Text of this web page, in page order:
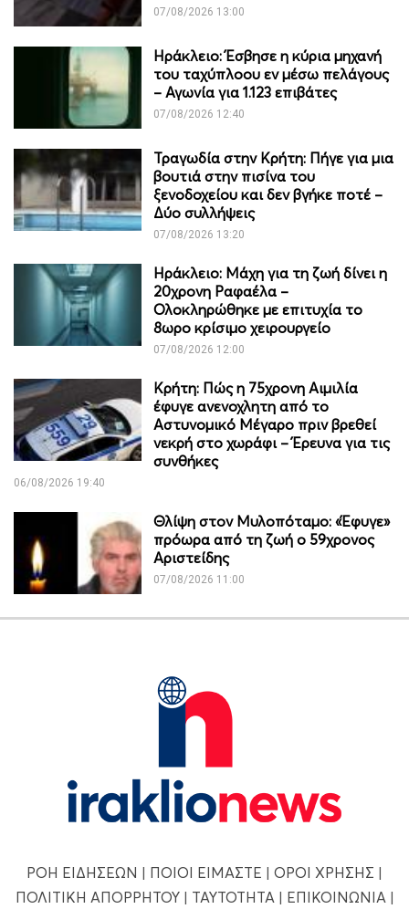
07/08/2026 13:00
Ηράκλειο: Έσβησε η κύρια μηχανή
του ταχύπλοου εν μέσω πελάγους
– Αγωνία για 1.123 επιβάτες
07/08/2026 12:40
Τραγωδία στην Κρήτη: Πήγε για μια
βουτιά στην πισίνα του
ξενοδοχείου και δεν βγήκε ποτέ –
Δύο συλλήψεις
07/08/2026 13:20
Ηράκλειο: Μάχη για τη ζωή δίνει η
20χρονη Ραφαέλα –
Ολοκληρώθηκε με επιτυχία το
8ωρο κρίσιμο χειρουργείο
07/08/2026 12:00
Κρήτη: Πώς η 75χρονη Αιμιλία
έφυγε ανενοχλητη από το
Αστυνομικό Μέγαρο πριν βρεθεί
νεκρή στο χωράφι – Έρευνα για τις
συνθήκες
06/08/2026 19:40
Θλίψη στον Μυλοπόταμο: «Έφυγε»
πρόωρα από τη ζωή ο 59χρονος
Αριστείδης
07/08/2026 11:00
ΡΟΗ ΕΙΔΗΣΕΩΝ | ΠΟΙΟΙ ΕΙΜΑΣΤΕ | ΟΡΟΙ ΧΡΗΣΗΣ |
ΠΟΛΙΤΙΚΗ ΑΠΟΡΡΗΤΟΥ| ΤΑΥΤΟΤΗΤΑ | ΕΠΙΚΟΙΝΩΝΙΑ |